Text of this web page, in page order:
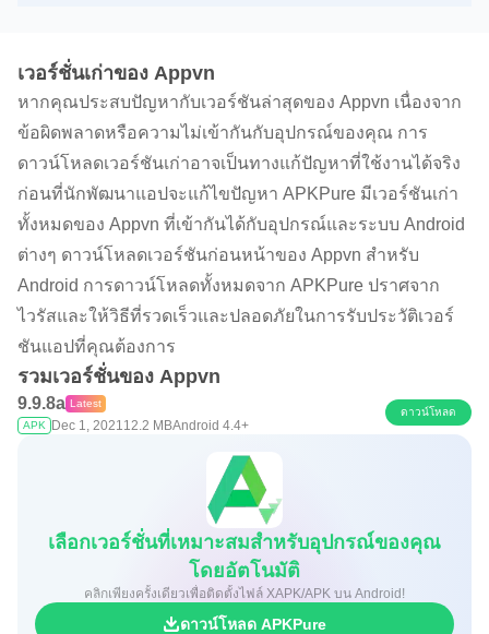
เวอร์ชั่นเก่าของ Appvn
หากคุณประสบปัญหากับเวอร์ชันล่าสุดของ Appvn เนื่องจาก
ข้อผิดพลาดหรือความไม่เข้ากันกับอุปกรณ์ของคุณ การ
ดาวน์โหลดเวอร์ชันเก่าอาจเป็นทางแก้ปัญหาที่ใช้งานได้จริง
ก่อนที่นักพัฒนาแอปจะแก้ไขปัญหา APKPure มีเวอร์ชันเก่า
ทั้งหมดของ Appvn ที่เข้ากันได้กับอุปกรณ์และระบบ Android
ต่างๆ ดาวน์โหลดเวอร์ชันก่อนหน้าของ Appvn สำหรับ
Android การดาวน์โหลดทั้งหมดจาก APKPure ปราศจาก
ไวรัสและให้วิธีที่รวดเร็วและปลอดภัยในการรับประวัติเวอร์
ชันแอปที่คุณต้องการ
รวมเวอร์ชั่นของ Appvn
9.9.8a Latest
APK
Dec 1, 202112.2 MBAndroid 4.4+
ดาวน์โหลด
เลือกเวอร์ชั่นที่เหมาะสมสำหรับอุปกรณ์ของคุณ
โดยอัตโนมัติ
คลิกเพียงครั้งเดียวเพื่อติดตั้งไฟล์ XAPK/APK บน Android!
ดาวน์โหลด APKPure